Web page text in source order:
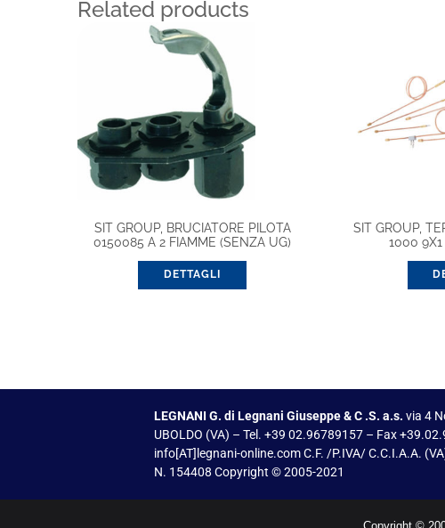
Related products
SIT GROUP, BRUCIATORE PILOTA
0150085 A 2 FIAMME (SENZA UG)
DETTAGLI
SIT GROUP,
1000 9X1
LEGNANI G. di Legnani Giuseppe & C .S. a.s. via 4
UBOLDO (VA) – Tel. +39 02.96789157 – Fax
info[AT]legnani-online.com C.F. /P.IVA/ C.C.I.A.A.
N. 154408 Copyright © 2005-2021